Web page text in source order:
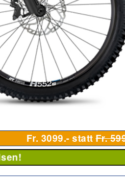
Fr. 3099.- statt Fr.